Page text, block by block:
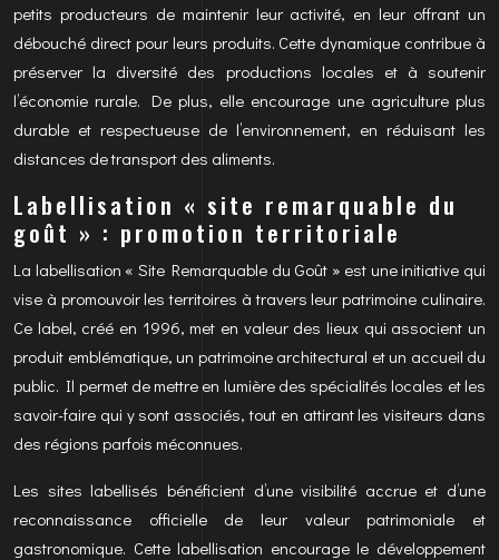
petits producteurs de maintenir leur activité, en leur offrant un
débouché direct pour leurs produits. Cette dynamique contribue à
préserver la diversité des productions locales et à soutenir
l’économie rurale. De plus, elle encourage une agriculture plus
durable et respectueuse de l’environnement, en réduisant les
distances de transport des aliments.
Labellisation « site remarquable du
goût » : promotion territoriale
La labellisation « Site Remarquable du Goût » est une initiative qui
vise à promouvoir les territoires à travers leur patrimoine culinaire.
Ce label, créé en 1996, met en valeur des lieux qui associent un
produit emblématique, un patrimoine architectural et un accueil du
public. Il permet de mettre en lumière des spécialités locales et les
savoir-faire qui y sont associés, tout en attirant les visiteurs dans
des régions parfois méconnues.
Les sites labellisés bénéficient d’une visibilité accrue et d’une
reconnaissance officielle de leur valeur patrimoniale et
gastronomique. Cette labellisation encourage le développement